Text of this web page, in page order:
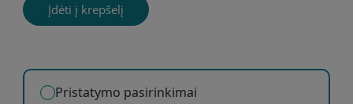
Įdėti į krepšelį
Pristatymo pasirinkimai